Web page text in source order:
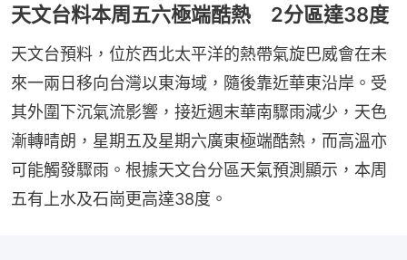
天文台料本周五六極端酷熱 2分區達38度
天文台預料，位於西北太平洋的熱帶氣旋巴威會在未
來一兩日移向台灣以東海域，隨後靠近華東沿岸。受
其外圍下沉氣流影響，接近週末華南驟雨減少，天色
漸轉晴朗，星期五及星期六廣東極端酷熱，而高溫亦
可能觸發驟雨。根據天文台分區天氣預測顯示，本周
五有上水及石崗更高達38度。